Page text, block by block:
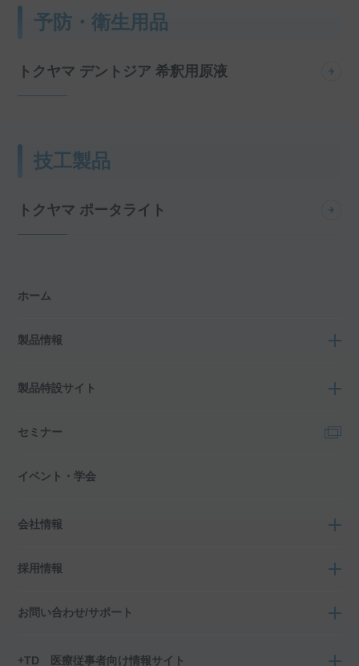
予防・衛生用品
トクヤマ デントジア 希釈用原液
技工製品
トクヤマ ポータライト
ホーム
製品情報
製品特設サイト
セミナー
イベント・学会
会社情報
採用情報
お問い合わせ/サポート
+TD 医療従事者向け情報サイト